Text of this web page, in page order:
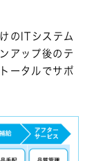
のITシステム
アップ後のテ
ータルでサポ